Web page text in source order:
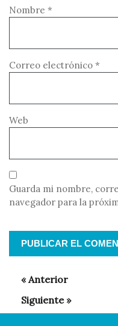
Nombre *
Correo electrónico *
Web
Guarda mi nombre,
navegador para la